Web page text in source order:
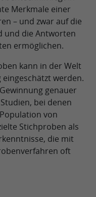
Merkmale einer
– und zwar auf die
und die Antworten
ermöglichen.
kann in der Welt
werden.
genauer
bei denen
von
Stichproben als
die mit
oft